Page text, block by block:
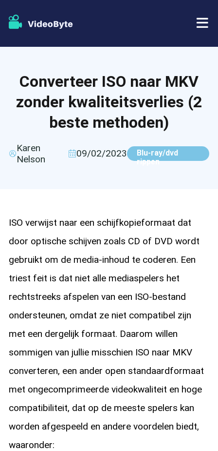
DVD-ripper
Winkel
Bronnen
Converteer ISO naar MKV
zonder kwaliteitsverlies (2
beste methoden)
Karen
Nelson
09/02/2023
Blu-ray/dvd
rippen
ISO verwijst naar een schijfkopieformaat dat
door optische schijven zoals CD of DVD wordt
gebruikt om de media-inhoud te coderen. Een
triest feit is dat niet alle mediaspelers het
rechtstreeks afspelen van een ISO-bestand
ondersteunen, omdat ze niet compatibel zijn
met een dergelijk formaat. Daarom willen
sommigen van jullie misschien ISO naar MKV
converteren, een ander open standaardformaat
met ongecomprimeerde videokwaliteit en hoge
compatibiliteit, dat op de meeste spelers kan
worden afgespeeld en andere voordelen biedt,
waaronder: